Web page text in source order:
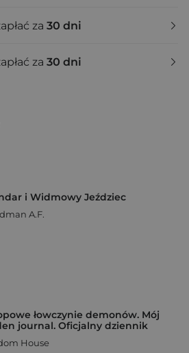
za 30 dni
za 30 dni
i Widmowy Jeździec
A.F.
łowczynie demonów. Mój
journal. Oficjalny dziennik
House